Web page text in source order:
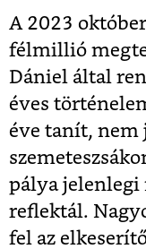
A 2023
félmillió
Dániel által
éves
éve tanít, nem
pálya jelenlegi
reflektál.
fel az